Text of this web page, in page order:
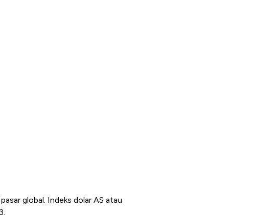
global. Indeks dolar AS atau